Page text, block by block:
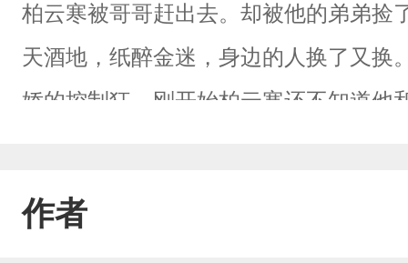
柏云寒被哥哥赶出去。却被他的弟弟捡
天酒地，纸醉金迷，身边的人换了又换
娇的控制狂。刚开始柏云寒还不知道他
助下，柏云寒跑了出去，去了很远的
作者